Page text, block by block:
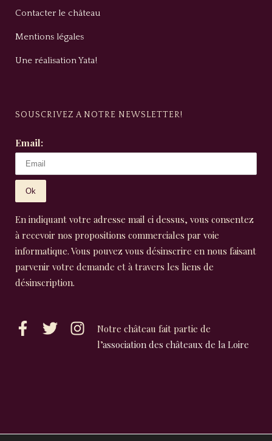
Contacter le château
Mentions légales
Une réalisation Yata!
SOUSCRIVEZ A NOTRE NEWSLETTER!
Email:
En indiquant votre adresse mail ci dessus, vous consentez
à recevoir nos propositions commerciales par voie
informatique. Vous pouvez vous désinscrire en nous faisant
parvenir votre demande et à travers les liens de
désinscription.
Notre château fait partie de
l’association des châteaux de la Loire